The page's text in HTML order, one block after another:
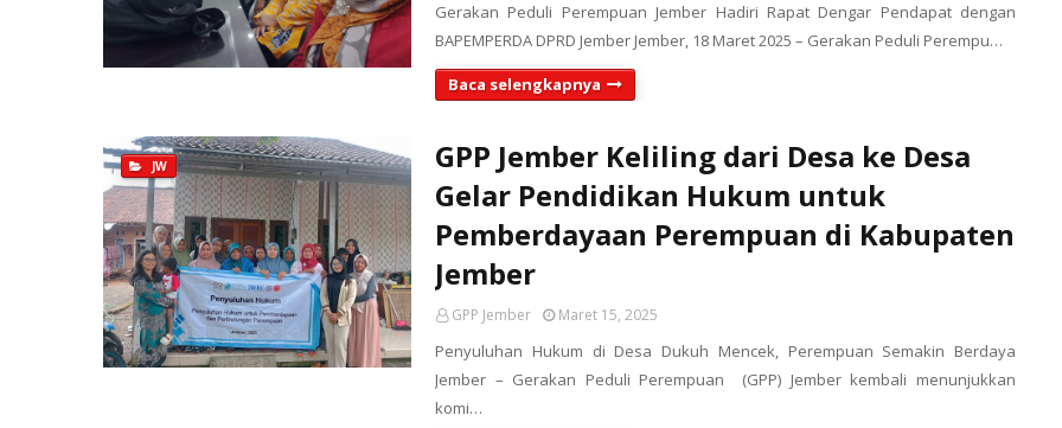
Gerakan Peduli Perempuan Jember Hadiri Rapat Dengar Pendapat dengan
BAPEMPERDA DPRD Jember Jember, 18 Maret 2025 – Gerakan Peduli Perempu…
Baca selengkapnya
JW
GPP Jember Keliling dari Desa ke Desa
Gelar Pendidikan Hukum untuk
Pemberdayaan Perempuan di Kabupaten
Jember
GPP Jember Maret 15, 2025
Penyuluhan Hukum di Desa Dukuh Mencek, Perempuan Semakin Berdaya
Jember – Gerakan Peduli Perempuan (GPP) Jember kembali menunjukkan
komi…